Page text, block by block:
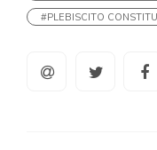
#PLEBISCITO